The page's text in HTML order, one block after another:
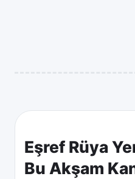
Eşref Rüya
Bu Akşam